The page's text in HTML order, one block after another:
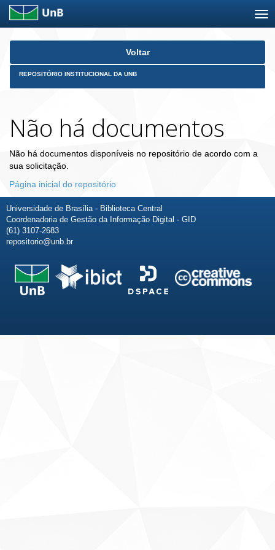
Skip
Voltar
REPOSITÓRIO INSTITUCIONAL DA UNB
Não há documentos
Não há documentos disponíveis no repositório de acordo com a
sua solicitação.
Página inicial do repositório
Universidade de Brasília - Biblioteca Central
Coordenadoria de Gestão da Informação Digital - GID
(61) 3107-2683
repositorio@unb.br